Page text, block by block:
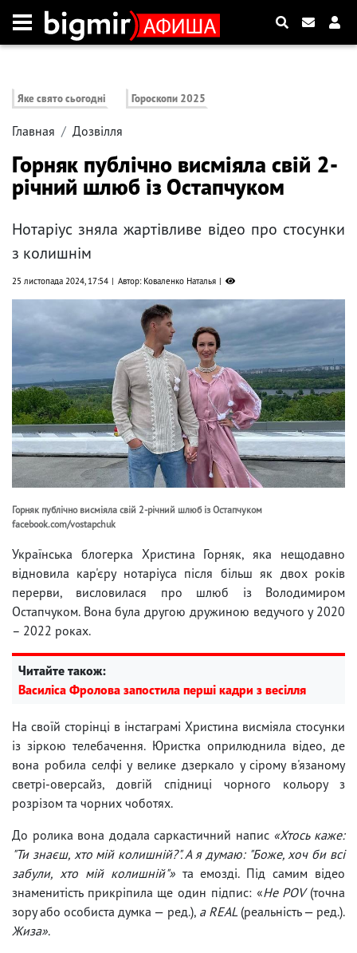
Яке свято сьогодні Гороскопи 2025
Главная Дозвілля
Горняк публічно висміяла свій 2-
річний шлюб із Остапчуком
Нотаріус зняла жартівливе відео про стосунки
з колишнім
25 листопада 2024, 17:54 Автор: Коваленко Наталья
Горняк публічно висміяла свій 2-річний шлюб із Остапчуком
facebook.com/vostapchuk
Українська блогерка Христина Горняк, яка нещодавно
відновила кар'єру нотаріуса після більш як двох років
перерви, висловилася про шлюб із Володимиром
Остапчуком. Вона була другою дружиною ведучого у 2020
– 2022 роках.
Читайте також:
Василіса Фролова запостила перші кадри з весілля
На своїй сторінці в інстаграмі Христина висміяла стосунки
із зіркою телебачення. Юристка оприлюднила відео, де
вона робила селфі у велике дзеркало у сірому в'язаному
светрі-оверсайз, довгій спідниці чорного кольору з
розрізом та чорних чоботях.
До ролика вона додала саркастичний напис «Хтось каже:
"Ти знаєш, хто мій колишній?". А я думаю: "Боже, хоч би всі
забули, хто мій колишній"»та емозді. Під самим відео
знаменитість прикріпила ще один підпис: «Не POV(точна
зору або особиста думка — ред.), а REAL(реальність — ред.).
Жиза».